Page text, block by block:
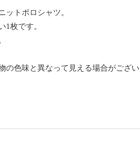
ットポロシャツ。
1枚です。
の色味と異なって見える場合がござい